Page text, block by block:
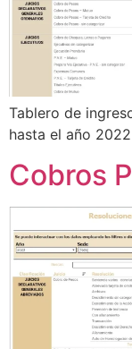
Tablero de
hasta el año
Cobros